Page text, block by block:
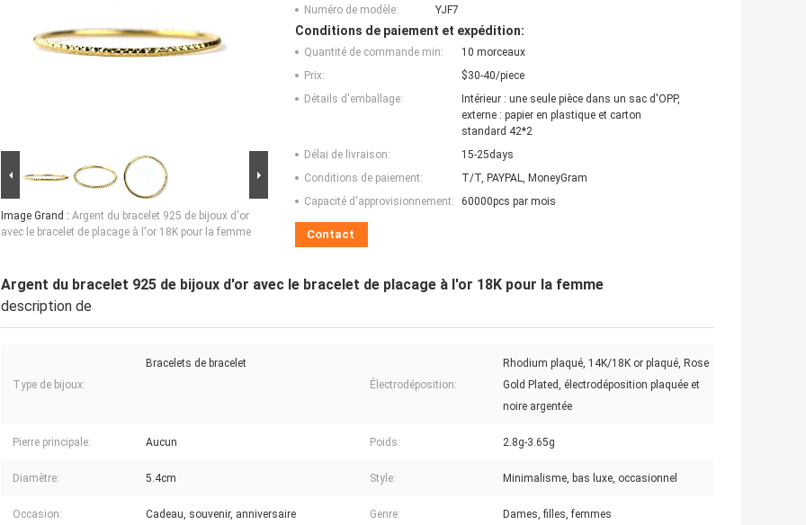
Image Grand : Argent du bracelet 925 de bijoux d'or
avec le bracelet de placage à l'or 18K pour la femme
Numéro de modèle:
YJF7
Conditions de paiement et expédition:
Quantité de commande min:
10 morceaux
Prix:
$30-40/piece
Détails d'emballage:
Intérieur : une seule pièce dans un sac d'OPP,
externe : papier en plastique et carton
standard 42*2
Délai de livraison:
15-25days
Conditions de paiement:
T/T, PAYPAL, MoneyGram
Capacité d'approvisionnement:
60000pcs par mois
Contact
Argent du bracelet 925 de bijoux d'or avec le bracelet de placage à l'or 18K pour la femme
description de
Type de bijoux:
Bracelets de bracelet
Électrodéposition:
Rhodium plaqué, 14K/18K or plaqué, Rose
Gold Plated, électrodéposition plaquée et
noire argentée
Pierre principale: Aucun Poids: 2.8g-3.65g
Diamètre: 5.4cm Style: Minimalisme, bas luxe, occasionnel
Occasion: Cadeau, souvenir, anniversaire Genre: Dames, filles, femmes